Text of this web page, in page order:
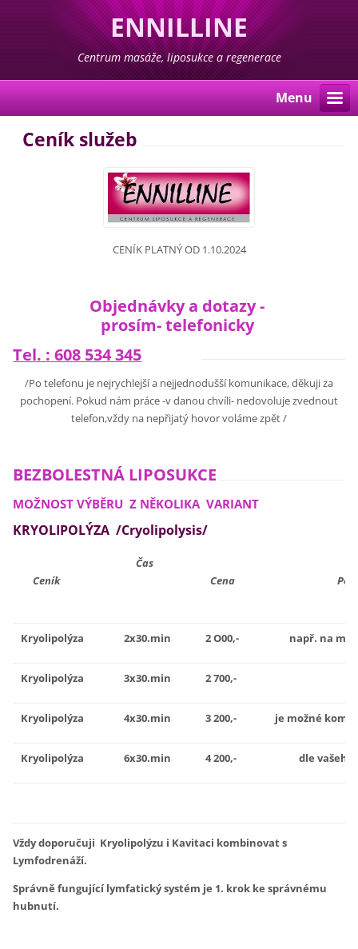
ENNILLINE
Centrum masáže, liposukce a regenerace
Menu
Ceník služeb
CENÍK PLATNÝ OD 1.10.2024
Objednávky a dotazy -
prosím- telefonicky
Tel. : 608 534 345
/Po telefonu je nejrychlejší a nejjednodušší komunikace, děkuji za
pochopení. Pokud nám práce -v danou chvíli- nedovoluje zvednout
telefon,vždy na nepřijatý hovor voláme zpět /
BEZBOLESTNÁ LIPOSUKCE
MOŽNOST VÝBĚRU Z NĚKOLIKA VARIANT
KRYOLIPOLÝZA /Cryolipolysis/
Ceník
Čas
Cena
Kryolipolýza 2x30.min 2 O00,- např. na
Kryolipolýza 3x30.min 2 700,-
Kryolipolýza 4x30.min 3 200,- je možné
Kryolipolýza 6x30.min 4 200,- dle
Vždy doporučuji Kryolipolýzu i Kavitaci kombinovat s
Lymfodrenáží.
Správně fungující lymfatický systém je 1. krok ke správnému
hubnutí.